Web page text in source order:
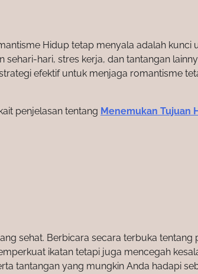
Hidup tetap menyala adalah kunci
hari, stres kerja, dan tantangan
efektif untuk menjaga romantisme
penjelasan tentang Menemukan Tujuan
sehat. Berbicara secara terbuka tentang
ikatan tetapi juga mencegah
tantangan yang mungkin Anda hadapi